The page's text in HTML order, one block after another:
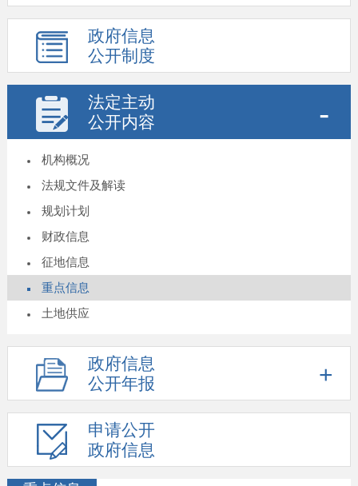
政府信息
公开制度
法定主动
公开内容
机构概况
法规文件及解读
规划计划
财政信息
征地信息
重点信息
土地供应
政府信息
公开年报
申请公开
政府信息